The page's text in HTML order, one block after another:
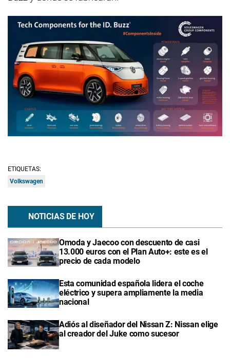
ETIQUETAS:
Volkswagen
NOTICIAS DE HOY
Omoda y Jaecoo con descuento de casi
13.000 euros con el Plan Auto+: este es el
precio de cada modelo
Esta comunidad española lidera el coche
eléctrico y supera ampliamente la media
nacional
Adiós al diseñador del Nissan Z: Nissan elige
al creador del Juke como sucesor